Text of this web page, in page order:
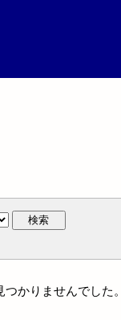
検索
かりませんでした。